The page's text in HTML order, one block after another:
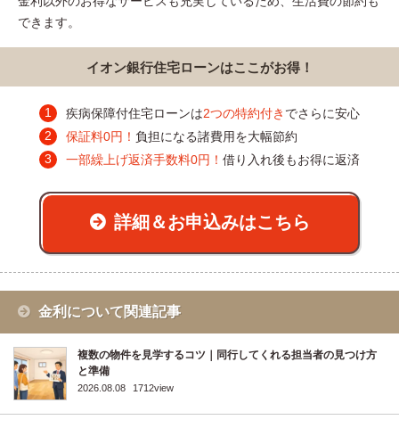
できます。
イオン銀行住宅ローンはここがお得！
疾病保障付住宅ローンは2つの特約付き でさらに安心
保証料0円！ 負担になる諸費用を大幅節約
一部繰上げ返済手数料0円！ 借り入れ後もお得に返済
詳細＆お申込みはこちら
金利について関連記事
複数の物件を見学するコツ｜同行してくれる担当者の見つけ方
と準備
2026.08.08 1712view